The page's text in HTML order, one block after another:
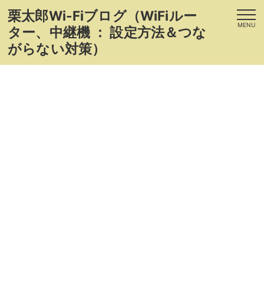
栗太郎Wi-Fiブログ（WiFiルー
ター、中継機 ： 設定方法＆つな
がらない対策）
MENU